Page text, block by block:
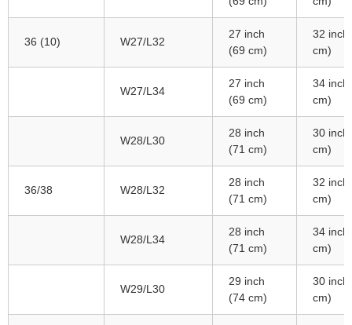
36 (10) W27/L32
27 inch
(69 cm)
32 inch
cm)
W27/L34
27 inch
(69 cm)
34 inch
cm)
W28/L30
28 inch
(71 cm)
30 inch
cm)
36/38 W28/L32
28 inch
(71 cm)
32 inch
cm)
W28/L34
28 inch
(71 cm)
34 inch
cm)
W29/L30
29 inch
(74 cm)
30 inch
cm)